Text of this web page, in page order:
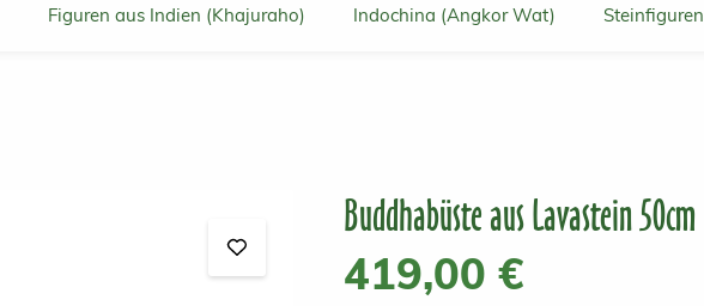
Figuren aus Indien (Khajuraho) Indochina (Angkor Wat) Steinfiguren
Buddhabüste aus Lavastein 50cm
Regulärer Preis:
419,00 €